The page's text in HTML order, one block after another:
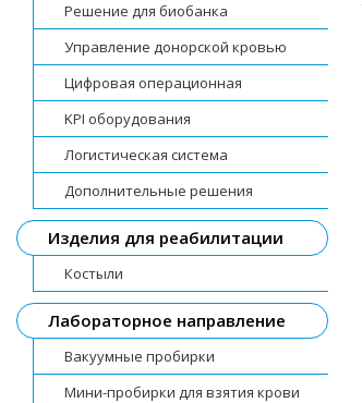
Решение для биобанка
Управление донорской кровью
Цифровая операционная
KPI оборудования
Логистическая система
Дополнительные решения
Изделия для реабилитации
Костыли
Лабораторное направление
Вакуумные пробирки
Мини-пробирки для взятия крови